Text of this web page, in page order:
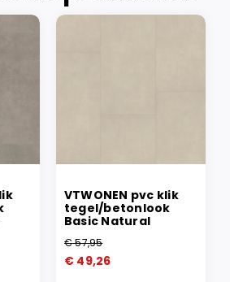
VTWONEN pvc klik
tegel/betonlook
Basic Natural
€57,95
Oorspronkelijke
€ 49,26
Huidige